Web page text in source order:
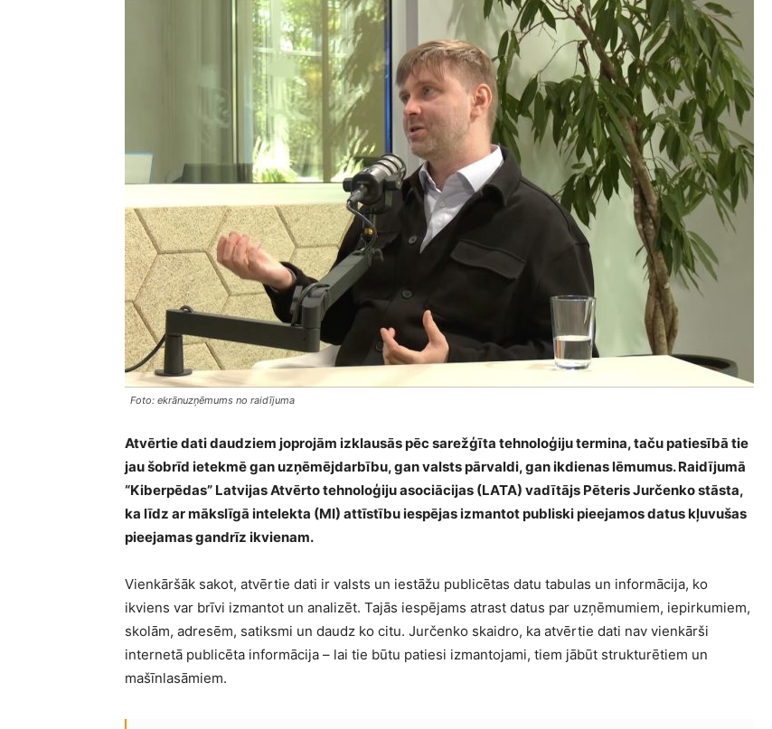
Foto: ekrānuzņēmums no raidījuma
Atvērtie dati daudziem joprojām izklausās pēc sarežģīta tehnoloģiju termina, taču patiesībā tie
jau šobrīd ietekmē gan uzņēmējdarbību, gan valsts pārvaldi, gan ikdienas lēmumus. Raidījumā
“Kiberpēdas” Latvijas Atvērto tehnoloģiju asociācijas (LATA) vadītājs Pēteris Jurčenko stāsta,
ka līdz ar mākslīgā intelekta (MI) attīstību iespējas izmantot publiski pieejamos datus kļuvušas
pieejamas gandrīz ikvienam.
Vienkāršāk sakot, atvērtie dati ir valsts un iestāžu publicētas datu tabulas un informācija, ko
ikviens var brīvi izmantot un analizēt. Tajās iespējams atrast datus par uzņēmumiem, iepirkumiem,
skolām, adresēm, satiksmi un daudz ko citu. Jurčenko skaidro, ka atvērtie dati nav vienkārši
internetā publicēta informācija – lai tie būtu patiesi izmantojami, tiem jābūt strukturētiem un
mašīnlasāmiem.